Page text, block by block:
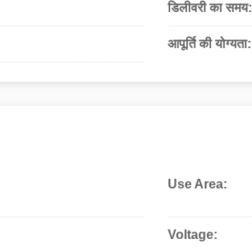
डिलीवरी का समय:
आपूर्ति की योग्यता:
Use Area:
Voltage: